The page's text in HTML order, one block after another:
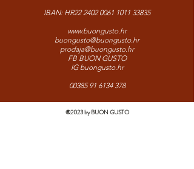
IBAN: HR222402 0061 1011 33835
www.buongusto.hr
buongusto@buongusto.hr
prodaja@buongusto.hr
FB BUON GUSTO
IG buongusto.hr
00385 91 6134 378
©2023 by BUON GUSTO